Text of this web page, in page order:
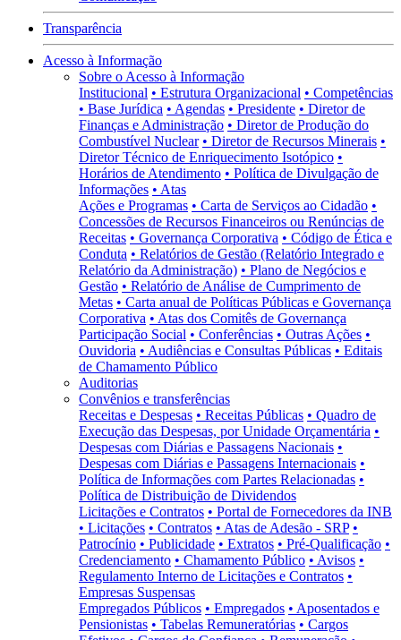
Transparência
Acesso à Informação
Sobre o Acesso à Informação
Institucional • Estrutura Organizacional • Competências
• Base Jurídica • Agendas • Presidente • Diretor de
Finanças e Administração • Diretor de Produção do
Combustível Nuclear • Diretor de Recursos Minerais •
Diretor Técnico de Enriquecimento Isotópico •
Horários de Atendimento • Política de Divulgação de
Informações • Atas
Ações e Programas • Carta de Serviços ao Cidadão •
Concessões de Recursos Financeiros ou Renúncias de
Receitas • Governança Corporativa • Código de Ética e
Conduta • Relatórios de Gestão (Relatório Integrado e
Relatório da Administração) • Plano de Negócios e
Gestão • Relatório de Análise de Cumprimento de
Metas • Carta anual de Políticas Públicas e Governança
Corporativa • Atas dos Comitês de Governança
Participação Social • Conferências • Outras Ações •
Ouvidoria • Audiências e Consultas Públicas • Editais
de Chamamento Público
Auditorias
Convênios e transferências
Receitas e Despesas • Receitas Públicas • Quadro de
Execução das Despesas, por Unidade Orçamentária •
Despesas com Diárias e Passagens Nacionais •
Despesas com Diárias e Passagens Internacionais •
Política de Informações com Partes Relacionadas •
Política de Distribuição de Dividendos
Licitações e Contratos • Portal de Fornecedores da INB
• Licitações • Contratos • Atas de Adesão - SRP •
Patrocínio • Publicidade • Extratos • Pré-Qualificação •
Credenciamento • Chamamento Público • Avisos •
Regulamento Interno de Licitações e Contratos •
Empresas Suspensas
Empregados Públicos • Empregados • Aposentados e
Pensionistas • Tabelas Remuneratórias • Cargos